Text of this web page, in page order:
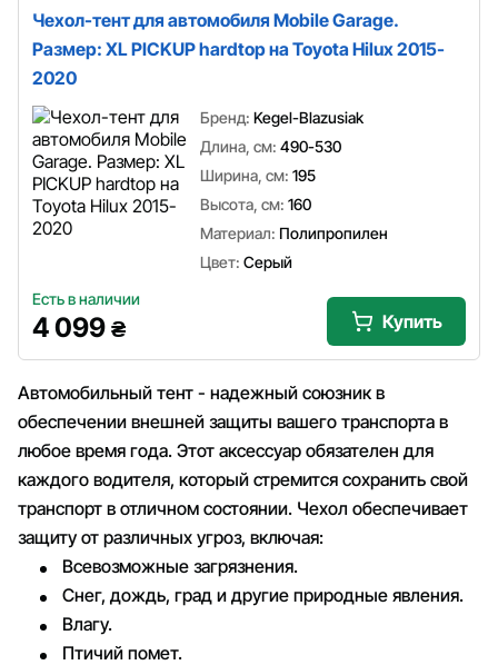
Чехол-тент для автомобиля Mobile Garage.
Размер: XL PICKUP hardtop на Toyota Hilux 2015-
2020
Бренд: Kegel-Blazusiak
Длина, см: 490-530
Ширина, см: 195
Высота, см: 160
Материал: Полипропилен
Цвет: Серый
Есть в наличии
4 099 ₴ Купить
Автомобильный тент - надежный союзник в
обеспечении внешней защиты вашего транспорта в
любое время года. Этот аксессуар обязателен для
каждого водителя, который стремится сохранить свой
транспорт в отличном состоянии. Чехол обеспечивает
защиту от различных угроз, включая:
Всевозможные загрязнения.
Снег, дождь, град и другие природные явления.
Влагу.
Птичий помет.